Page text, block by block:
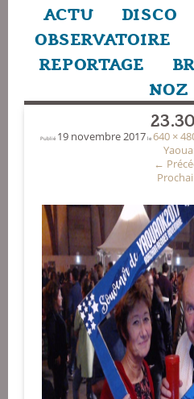
ACTU DISCO
OBSERVATOIRE
REPORTAGE
NOZ
Publié 19 novembre 2017 le 640 ×
←